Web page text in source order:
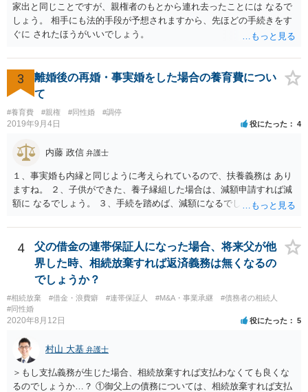
家出と同じことですが、親権者のもとから連れ去ったことには なるで
しょう。 相手にも法的手段が予想されますから、先ほどの手続きをす
ぐに されたほうがいいでしょう。
3
離婚後の再婚・事実婚をした場合の養育費につい
て
#養育費 #親権 #同性婚 #調停
2019年9月4日 役にたった 4
内藤 政信 弁護士
１、事実婚も内縁と同じように考えられているので、扶養義務は あり
ますね。 ２、子供ができた、養子縁組した場合は、減額申請すれば減
額に なるでしょう。 ３、手続を踏めば、減額になるでしょう。 ４、
しょう。 いろいろ議論のあるところですが、実務は上記のような運用
でしょう。
4
父の借金の連帯保証人になった場合、将来父が他
界した時、相続放棄すれば返済義務は無くなるの
でしょうか？
#相続放棄 #借金・浪費癖 #連帯保証人 #M&A・事業承継
#債務者の相続人
#同性婚
2020年8月12日 役にたった 5
村山 大基 弁護士
＞もし支払義務が生じた場合、相続放棄すれば支払わなくても良くな
るのでしょうか…？ ①御父上の債務については、相続放棄すれば支払